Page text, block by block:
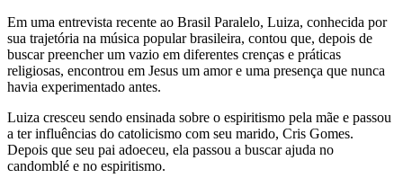
Em uma entrevista recente ao Brasil Paralelo, Luiza, conhecida por
sua trajetória na música popular brasileira, contou que, depois de
buscar preencher um vazio em diferentes crenças e práticas
religiosas, encontrou em Jesus um amor e uma presença que nunca
havia experimentado antes.
Luiza cresceu sendo ensinada sobre o espiritismo pela mãe e passou
a ter influências do catolicismo com seu marido, Cris Gomes.
Depois que seu pai adoeceu, ela passou a buscar ajuda no
candomblé e no espiritismo.